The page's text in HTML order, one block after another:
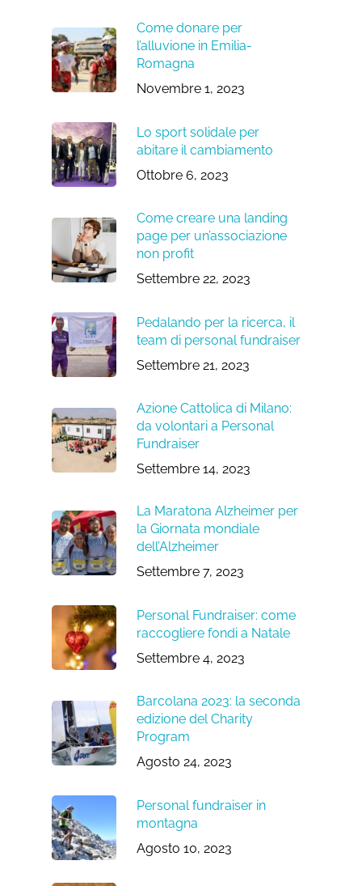
Come donare per
l’alluvione in Emilia-
Romagna
Novembre 1, 2023
Lo sport solidale per
abitare il cambiamento
Ottobre 6, 2023
Come creare una landing
page per un’associazione
non profit
Settembre 22, 2023
Pedalando per la ricerca, il
team di personal fundraiser
Settembre 21, 2023
Azione Cattolica di Milano:
da volontari a Personal
Fundraiser
Settembre 14, 2023
La Maratona Alzheimer per
la Giornata mondiale
dell’Alzheimer
Settembre 7, 2023
Personal Fundraiser: come
raccogliere fondi a Natale
Settembre 4, 2023
Barcolana 2023: la seconda
edizione del Charity
Program
Agosto 24, 2023
Personal fundraiser in
montagna
Agosto 10, 2023